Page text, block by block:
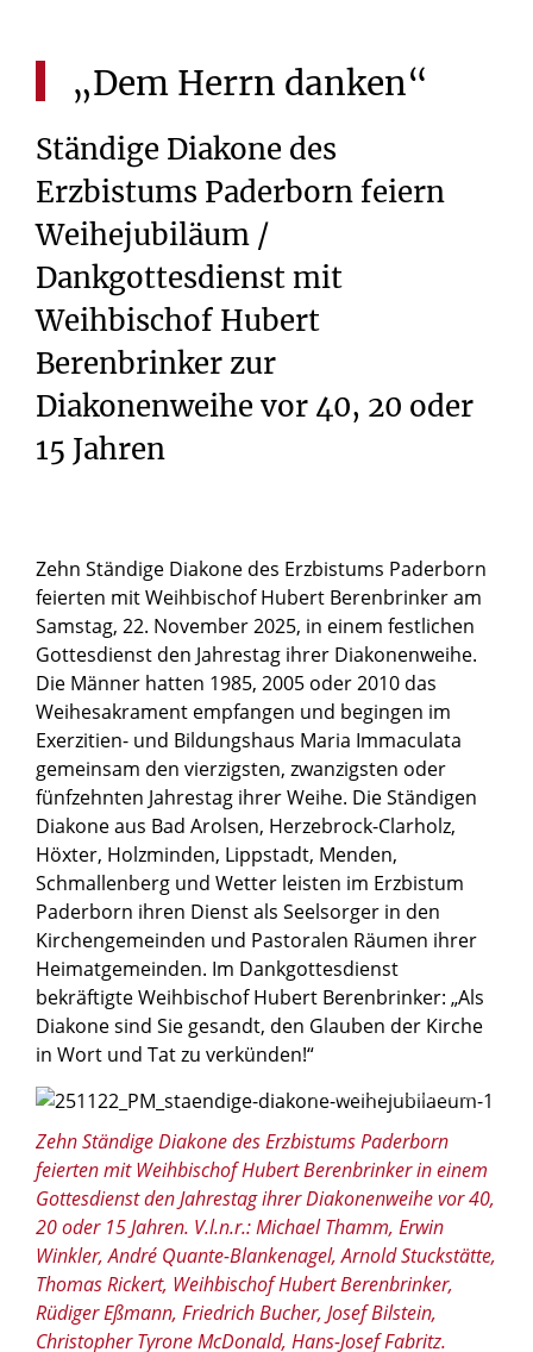
„Dem Herrn danken“
Ständige Diakone des
Erzbistums Paderborn feiern
Weihejubiläum /
Dankgottesdienst mit
Weihbischof Hubert
Berenbrinker zur
Diakonenweihe vor 40, 20 oder
15 Jahren
Zehn Ständige Diakone des Erzbistums Paderborn
feierten mit Weihbischof Hubert Berenbrinker am
Samstag, 22. November 2025, in einem festlichen
Gottesdienst den Jahrestag ihrer Diakonenweihe.
Die Männer hatten 1985, 2005 oder 2010 das
Weihesakrament empfangen und begingen im
Exerzitien- und Bildungshaus Maria Immaculata
gemeinsam den vierzigsten, zwanzigsten oder
fünfzehnten Jahrestag ihrer Weihe. Die Ständigen
Diakone aus Bad Arolsen, Herzebrock-Clarholz,
Höxter, Holzminden, Lippstadt, Menden,
Schmallenberg und Wetter leisten im Erzbistum
Paderborn ihren Dienst als Seelsorger in den
Kirchengemeinden und Pastoralen Räumen ihrer
Heimatgemeinden. Im Dankgottesdienst
bekräftigte Weihbischof Hubert Berenbrinker: „Als
Diakone sind Sie gesandt, den Glauben der Kirche
in Wort und Tat zu verkünden!“
© Thomas Throenle / Erzbistum Paderborn
Zehn Ständige Diakone des Erzbistums Paderborn
feierten mit Weihbischof Hubert Berenbrinker in einem
Gottesdienst den Jahrestag ihrer Diakonenweihe vor 40,
20 oder 15 Jahren. V.l.n.r.: Michael Thamm, Erwin
Winkler, André Quante-Blankenagel, Arnold Stuckstätte,
Thomas Rickert, Weihbischof Hubert Berenbrinker,
Rüdiger Eßmann, Friedrich Bucher, Josef Bilstein,
Christopher Tyrone McDonald, Hans-Josef Fabritz.